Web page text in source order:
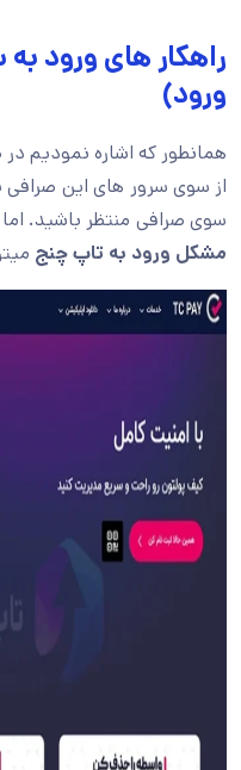
ورود)
همانطور که اشاره نمودیم
از سوی سرور های این صرافی
سوی صرافی منتظر باشید.
مشکل ورود به تاپ چنج